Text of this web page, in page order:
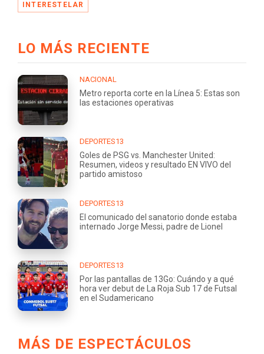
INTERESTELAR
LO MÁS RECIENTE
NACIONAL
Metro reporta corte en la Línea 5: Estas son
las estaciones operativas
DEPORTES13
Goles de PSG vs. Manchester United:
Resumen, videos y resultado EN VIVO del
partido amistoso
DEPORTES13
El comunicado del sanatorio donde estaba
internado Jorge Messi, padre de Lionel
DEPORTES13
Por las pantallas de 13Go: Cuándo y a qué
hora ver debut de La Roja Sub 17 de Futsal
en el Sudamericano
MÁS DE ESPECTÁCULOS